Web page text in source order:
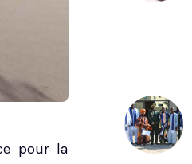
pour la